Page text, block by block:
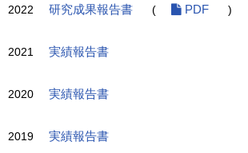
2022 研究成果報告書 ( PDF )
2021 実績報告書
2020 実績報告書
2019 実績報告書